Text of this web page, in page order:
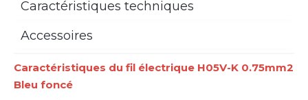
Caractéristiques techniques
Accessoires
Caractéristiques du fil électrique H05V-K 0.75mm2
Bleu foncé